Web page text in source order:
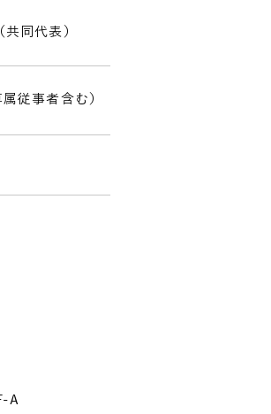
同代表）
従事者含む）
A